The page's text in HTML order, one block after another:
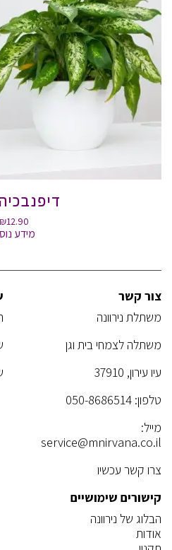
₪12.90
מידע
צור קשר
משתלת נירוונה
משתלה לצמחי בית וגן
עיו עירון, 37910
טלפון: 050-8686514
מייל:
service@mnirvana.co.il
צרו קשר עכשיו
קישורים שימושיים
הבלוג של נירוונה
אודות